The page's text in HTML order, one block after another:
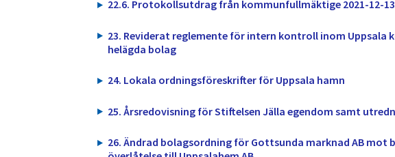
22.6. Protokollsutdrag från kommunfullmäktige 2021-12-13
23. Reviderat reglemente för intern kontroll inom Uppsala
helägda bolag
24. Lokala ordningsföreskrifter för Uppsala hamn
25. Årsredovisning för Stiftelsen Jälla egendom samt
26. Ändrad bolagsordning för Gottsunda marknad AB mot